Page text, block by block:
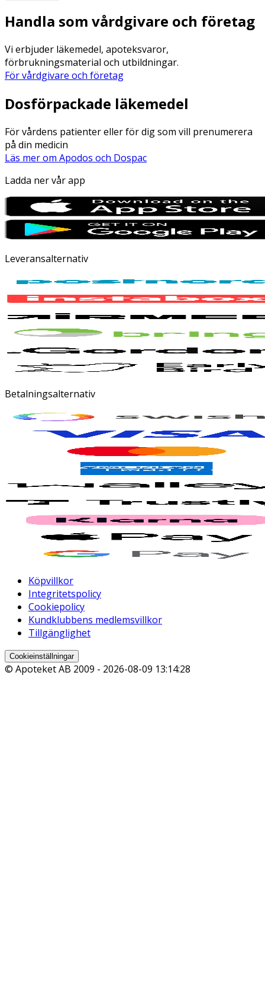
Handla som vårdgivare och företag
Vi erbjuder läkemedel, apoteksvaror,
förbrukningsmaterial och utbildningar.
För vårdgivare och företag
Dosförpackade läkemedel
För vårdens patienter eller för dig som vill prenumerera
på din medicin
Läs mer om Apodos och Dospac
Ladda ner vår app
Leveransalternativ
Betalningsalternativ
Köpvillkor
Integritetspolicy
Cookiepolicy
Kundklubbens medlemsvillkor
Tillgänglighet
Cookieinställningar
© Apoteket AB 2009 - 2026-08-09 13:14:28